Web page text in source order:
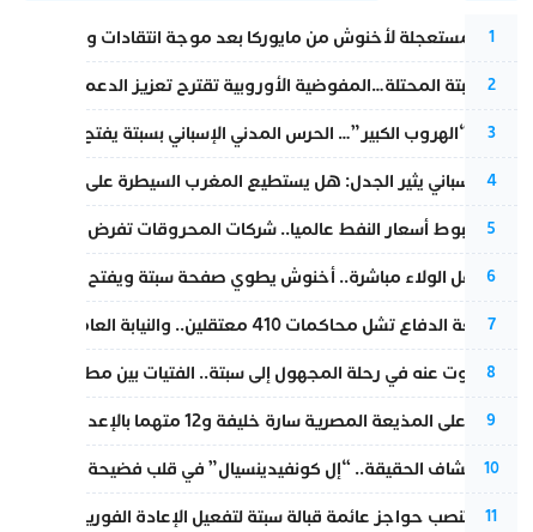
1
عودة مستعجلة لأخنوش من مايوركا بعد موجة انتقادات واسعة
2
أزمة سبتة المحتلة…المفوضية الأوروبية تقترح تعزيز الدعم المالي
3
عملية “الهروب الكبير”… الحرس المدني الإسباني بسبتة يفتح قناة
4
تقرير إسباني يثير الجدل: هل يستطيع المغرب السيطرة على سبتة
5
رغم هبوط أسعار النفط عالميا.. شركات المحروقات تفرض زيادة
6
بعد حفل الولاء مباشرة.. أخنوش يطوي صفحة سبتة ويفتح ملف
7
مقاطعة الدفاع تشل محاكمات 410 معتقلين.. والنيابة العامة تبحث عن حل قانوني
8
المسكوت عنه في رحلة المجهول إلى سبتة.. الفتيات بين مطرقة البحر
9
الحكم على المذيعة المصرية سارة خليفة و12 متهما بالإعدام في قضية هزت بلاد الفراعنة
10
بعد انكشاف الحقيقة.. “إل كونفيدينسيال” في قلب فضيحة صورة
11
إسبانيا تنصب حواجز عائمة قبالة سبتة لتفعيل الإعادة الفورية